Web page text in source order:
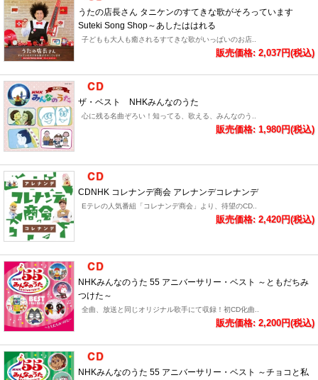
うたの店長さん タニケンのすてきな歌がそろっています
Suteki Song Shop～あしたははれる
子どもも大人も癒されるすてきな歌がいっぱいのお店..
販売価格: 2,037円(税込)
ザ・ベスト NHKみんなのうた
心に残る名曲ぞろい！知ってる、歌える、みんなのう..
販売価格: 1,980円(税込)
CDNHK コレナンデ商会 アレナンデコレナンデ
Eテレの人気番組「コレナンデ商会」より、待望のCD..
販売価格: 2,420円(税込)
NHKみんなのうた 55 アニバーサリー・ベスト ～ともだちみ
つけた～
全曲、放送と同じオリジナル歌手にて収録！初CD化曲..
販売価格: 2,200円(税込)
NHKみんなのうた 55 アニバーサリー・ベスト ～チョコと私